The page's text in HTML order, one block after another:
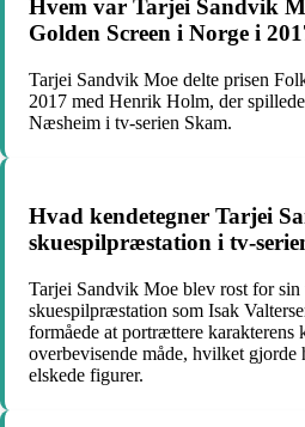
Hvem var Tarjei Sandvik
Golden Screen i Norge i
Tarjei Sandvik Moe delte prisen
2017 med Henrik Holm, der
Næsheim i tv-serien Skam.
Hvad kendetegner Tarjei
skuespilpræstation i tv-
Tarjei Sandvik Moe blev rost for sin
skuespilpræstation som Isak
formåede at portrættere karakterens
overbevisende måde, hvilket gjorde
elskede figurer.